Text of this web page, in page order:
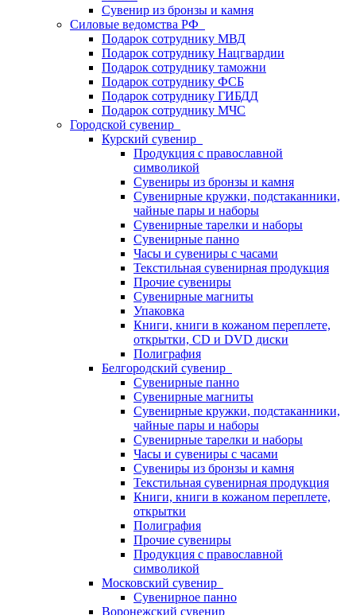
Сувенир из бронзы и камня
Силовые ведомства РФ
Подарок сотруднику МВД
Подарок сотруднику Нацгвардии
Подарок сотруднику таможни
Подарок сотруднику ФСБ
Подарок сотруднику ГИБДД
Подарок сотруднику МЧС
Городской сувенир
Курский сувенир
Продукция с православной
символикой
Сувениры из бронзы и камня
Сувенирные кружки, подстаканники,
чайные пары и наборы
Сувенирные тарелки и наборы
Сувенирные панно
Часы и сувениры с часами
Текстильная сувенирная продукция
Прочие сувениры
Сувенирные магниты
Упаковка
Книги, книги в кожаном переплете,
открытки, CD и DVD диски
Полиграфия
Белгородский сувенир
Сувенирные панно
Сувенирные магниты
Сувенирные кружки, подстаканники,
чайные пары и наборы
Сувенирные тарелки и наборы
Часы и сувениры с часами
Сувениры из бронзы и камня
Текстильная сувенирная продукция
Книги, книги в кожаном переплете,
открытки
Полиграфия
Прочие сувениры
Продукция с православной
символикой
Московский сувенир
Сувенирное панно
Воронежский сувенир